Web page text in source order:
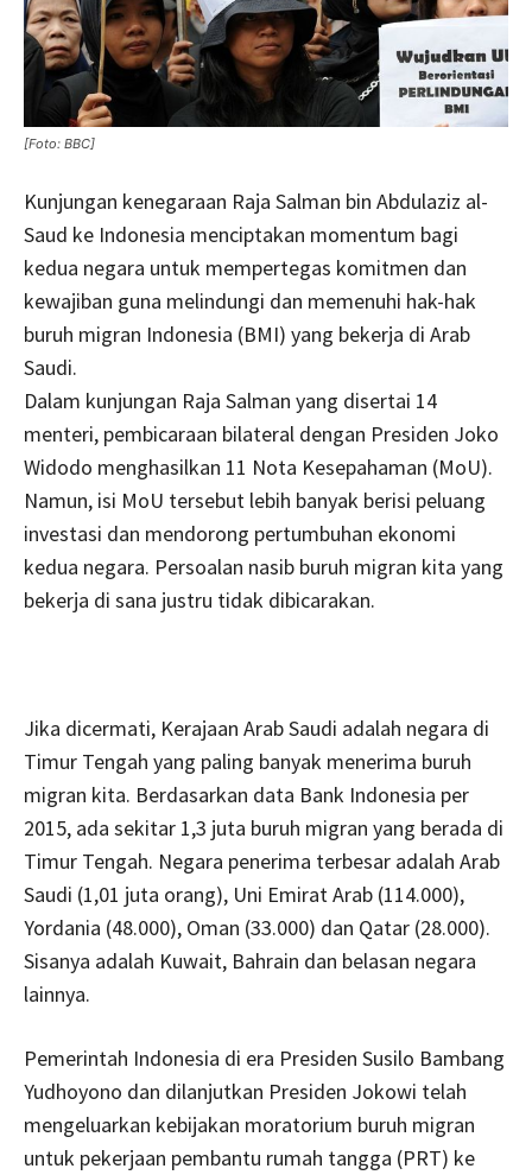
[Foto: BBC]
Kunjungan kenegaraan Raja Salman bin Abdulaziz al-
Saud ke Indonesia menciptakan momentum bagi
kedua negara untuk mempertegas komitmen dan
kewajiban guna melindungi dan memenuhi hak-hak
buruh migran Indonesia (BMI) yang bekerja di Arab
Saudi.
Dalam kunjungan Raja Salman yang disertai 14
menteri, pembicaraan bilateral dengan Presiden Joko
Widodo menghasilkan 11 Nota Kesepahaman (MoU).
Namun, isi MoU tersebut lebih banyak berisi peluang
investasi dan mendorong pertumbuhan ekonomi
kedua negara. Persoalan nasib buruh migran kita yang
bekerja di sana justru tidak dibicarakan.
Jika dicermati, Kerajaan Arab Saudi adalah negara di
Timur Tengah yang paling banyak menerima buruh
migran kita. Berdasarkan data Bank Indonesia per
2015, ada sekitar 1,3 juta buruh migran yang berada di
Timur Tengah. Negara penerima terbesar adalah Arab
Saudi (1,01 juta orang), Uni Emirat Arab (114.000),
Yordania (48.000), Oman (33.000) dan Qatar (28.000).
Sisanya adalah Kuwait, Bahrain dan belasan negara
lainnya.
Pemerintah Indonesia di era Presiden Susilo Bambang
Yudhoyono dan dilanjutkan Presiden Jokowi telah
mengeluarkan kebijakan moratorium buruh migran
untuk pekerjaan pembantu rumah tangga (PRT) ke